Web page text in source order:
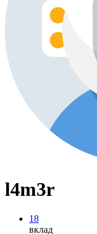
l4m3r
18
вклад